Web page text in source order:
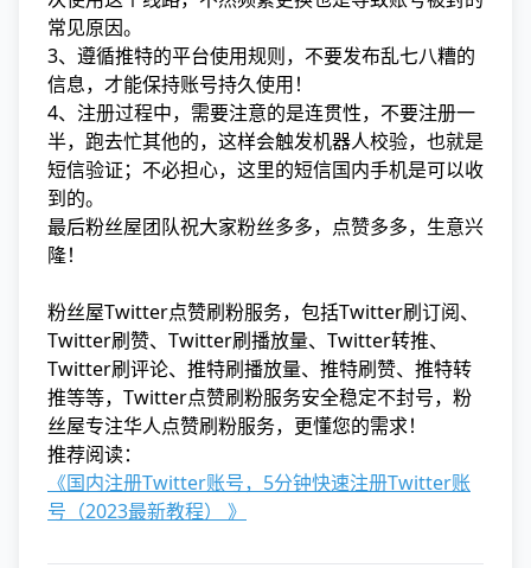
常见原因。
3、遵循推特的平台使用规则，不要发布乱七八糟的
信息，才能保持账号持久使用！
4、注册过程中，需要注意的是连贯性，不要注册一
半，跑去忙其他的，这样会触发机器人校验，也就是
短信验证；不必担心，这里的短信国内手机是可以收
到的。
最后粉丝屋团队祝大家粉丝多多，点赞多多，生意兴
隆！
粉丝屋Twitter点赞刷粉服务，包括Twitter刷订阅、
Twitter刷赞、Twitter刷播放量、Twitter转推、
Twitter刷评论、推特刷播放量、推特刷赞、推特转
推等等，Twitter点赞刷粉服务安全稳定不封号，粉
丝屋专注华人点赞刷粉服务，更懂您的需求！
推荐阅读：
《国内注册Twitter账号，5分钟快速注册Twitter账
号（2023最新教程） 》